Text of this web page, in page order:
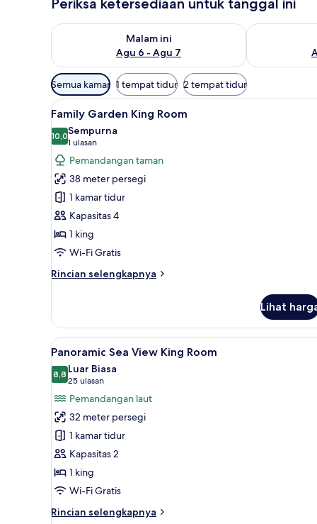
Malam ini
Agu 6 - Agu 7
Periksa ketersediaan untuk malam ini Agu 6 - Agu 7
Periksa
Filter
tersedia
untuk
kamar
Semua kamar 1 tempat tidur 2 tempat tidur
Lihat
semua
foto
untuk
Family
Garden
King
Room
6
Family Garden King Room
10,010,0 dari 10
Sempurna
1 ulasan
(1
ulasan)
Pemandangan taman
38 meter persegi
1 kamar tidur
Kapasitas 4
1 king
Wi-Fi Gratis
Rincian selengkapnya
Rincian
Family
Garden
King
Room
Lihat
Lihat
semua
foto
untuk
Panoramic
Sea
View
King
Room
5
Panoramic Sea View King Room
8,88,8 dari 10
Luar Biasa
25 ulasan
(25
ulasan)
Pemandangan laut
32 meter persegi
1 kamar tidur
Kapasitas 2
1 king
Wi-Fi Gratis
Rincian selengkapnya
Rincian